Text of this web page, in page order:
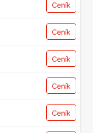
Ceník
Ceník
Ceník
Ceník
Ceník